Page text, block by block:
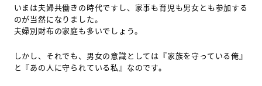
いまは夫婦共働きの時代ですし、家事も育児も男女とも参加する
のが当然になりました。
夫婦別財布の家庭も多いでしょう。
しかし、それでも、男女の意識としては『家族を守っている俺』
と『あの人に守られている私』なのです。